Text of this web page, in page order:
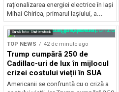
raționalizarea energiei electrice în Iași
Mihai Chirica, primarul Iașiului, a...
Sursă foto: Shutterstock
TOP NEWS 42 de minute ago
Trump cumpără 250 de
Cadillac-uri de lux în mijlocul
crizei costului vieții în SUA
Americanii se confruntă cu o criză a